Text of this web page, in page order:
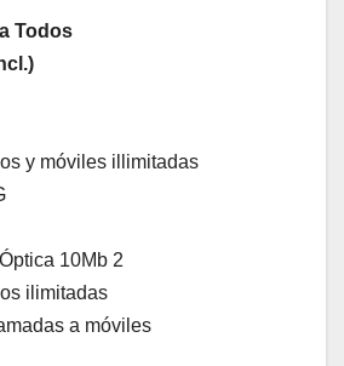
Todos
y móviles illimitadas
10Mb 2
ilimitadas
a móviles